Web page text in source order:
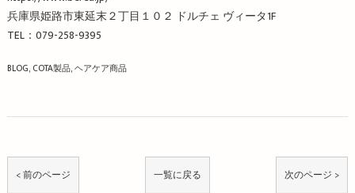
兵庫県姫路市東延末２丁目１０２ ドルチェ ヴィータ1F
TEL：079-258-9395
BLOG COTA製品 ヘアケア商品
< 前のページ 一覧に戻る 次のページ >